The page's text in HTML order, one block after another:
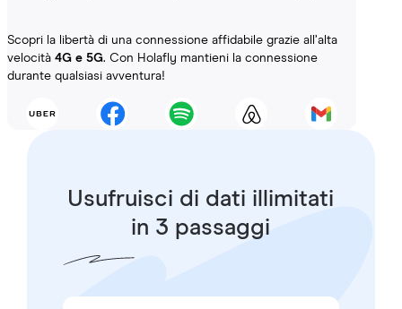
Scopri la libertà di una connessione affidabile grazie all’alta
velocità 4G e 5G. Con Holafly mantieni la connessione
durante qualsiasi avventura!
Usufruisci di dati illimitati
in 3 passaggi